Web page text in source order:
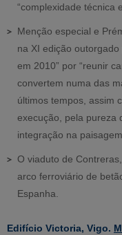
“complexidade técnica
Menção especial e
na XI edição
em 2010” por “reunir
convertem numa das
últimos tempos, assim
execução, pela pureza
integração na
O viaduto de
arco ferroviário de
Espanha.
Edifício Victoria, Vigo.